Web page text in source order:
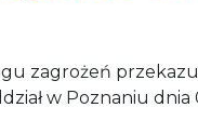
zagrożeń
w Poznaniu dnia